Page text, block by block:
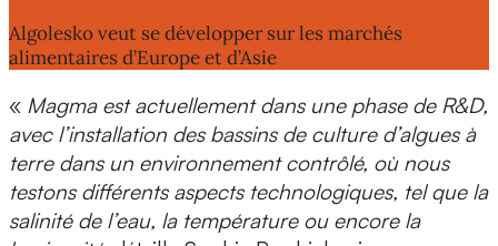
Algolesko veut se développer sur les marchés
alimentaires d’Europe et d’Asie
« Magma est actuellement dans une phase de R&D,
avec l’installation des bassins de culture d’algues à
terre dans un environnement contrôlé, où nous
testons différents aspects technologiques, tel que la
salinité de l’eau, la température ou encore la